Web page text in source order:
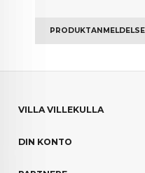
VILLA VILLEKULLA
DIN KONTO